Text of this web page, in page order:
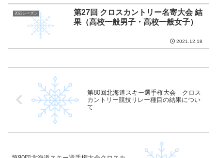
2022シーズン
第27回 クロスカントリー名寄大会 結
果（高校一般男子・高校一般女子）
2021.12.18
第80回北海道スキー選手権大会 クロス
カントリー競技リレー種目の結果につい
て